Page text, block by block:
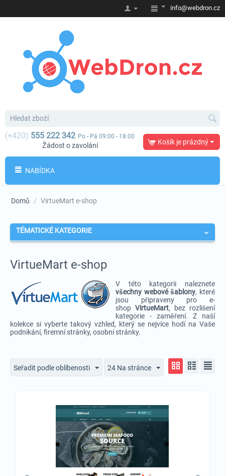
info@webdron.cz
(+420) 555 222 342 Po - Pá 09:00 - 18:00
Žádost o zavolání Košík je prázdný
NABÍDKA
Domů / VirtueMart e-shop
TÉMATICKÉ KATEGORIE
VirtueMart e-shop
V této kategorii naleznete
všechny webové šablony, které
jsou připraveny pro e-
shop VirtueMart, bez rozlišení
kategorie - zaměření. Z naší
kolekce si vyberte takový vzhled, který se nejvíce hodí na Vaše
podnikání, firemní stránky, osobní stránky.
Seřadit podle oblíbenosti 24 Na stránce